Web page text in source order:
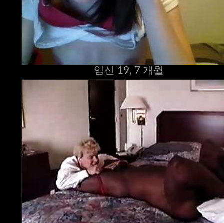
임신 19, 7 개월